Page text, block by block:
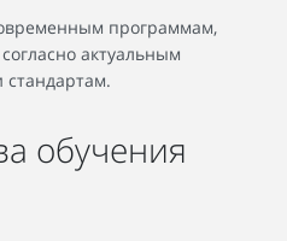
программам,
актуальным
обучения